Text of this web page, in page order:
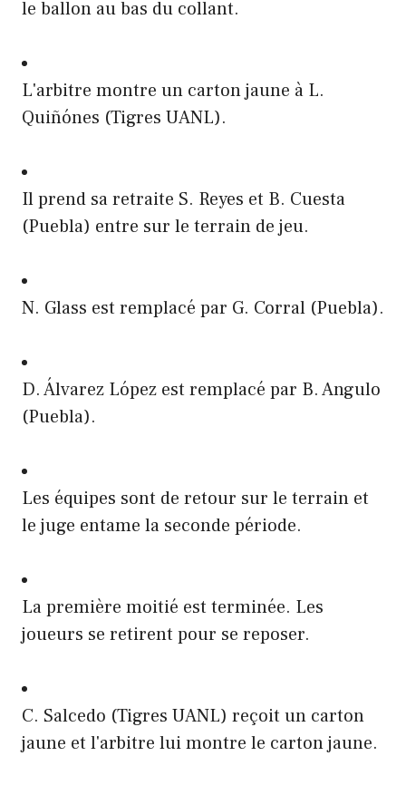
le ballon au bas du collant.
L'arbitre montre un carton jaune à L.
Quiñónes (Tigres UANL).
Il prend sa retraite S. Reyes et B. Cuesta
(Puebla) entre sur le terrain de jeu.
N. Glass est remplacé par G. Corral (Puebla).
D. Álvarez López est remplacé par B. Angulo
(Puebla).
Les équipes sont de retour sur le terrain et
le juge entame la seconde période.
La première moitié est terminée. Les
joueurs se retirent pour se reposer.
C. Salcedo (Tigres UANL) reçoit un carton
jaune et l'arbitre lui montre le carton jaune.